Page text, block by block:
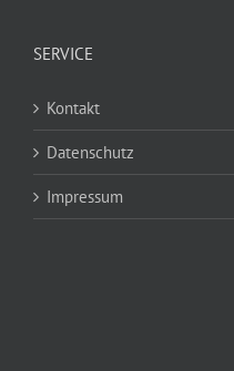
SERVICE
Kontakt
Datenschutz
Impressum